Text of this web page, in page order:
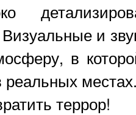
и
в
реальных
террор!